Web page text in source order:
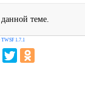
теме.
1.7.1